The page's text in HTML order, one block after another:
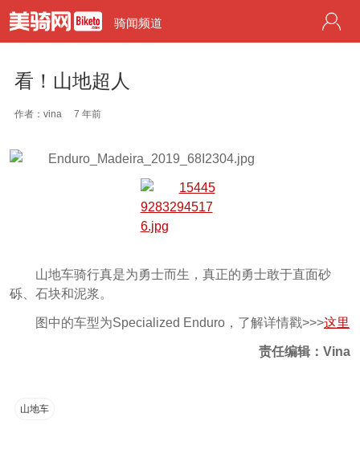
骑闻频道
看！山地超人
作者：vina 7 年前
山地车骑行真是为勇士而生，真正的勇士敢于直面砂
砾、石块和泥浆。
图中的车型为Specialized Enduro，了解详情戳>>>这里
责任编辑 ：Vina
山地车